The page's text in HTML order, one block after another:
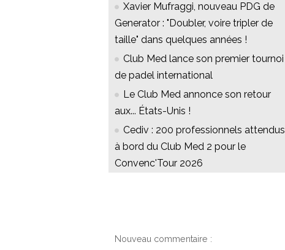
Xavier Mufraggi, nouveau PDG de
Generator : "Doubler, voire tripler de
taille" dans quelques années !
Club Med lance son premier tournoi
de padel international
Le Club Med annonce son retour
aux... États-Unis !
Cediv : 200 professionnels attendus
à bord du Club Med 2 pour le
Convenc'Tour 2026
Nouveau commentaire :